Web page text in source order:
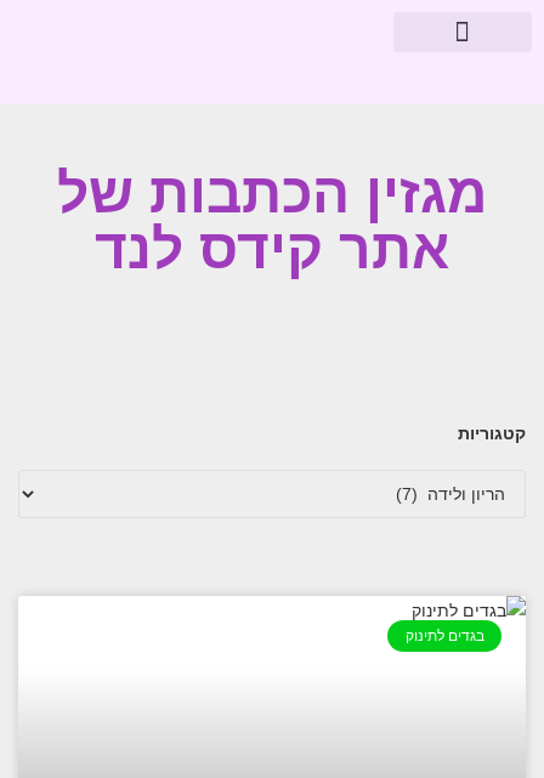
מגזין הכתבות של
אתר קידס לנד
קטגוריות
בגדים לתינוק